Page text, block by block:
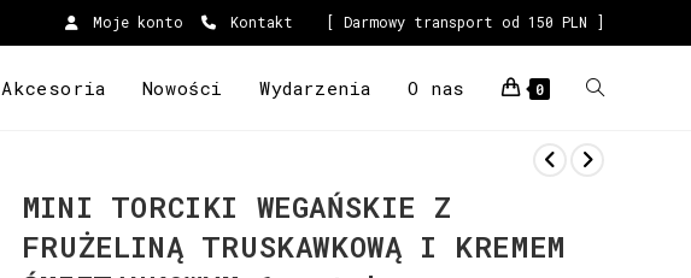
Moje konto Kontakt [ Darmowy transport od 150 PLN ]
Akcesoria Nowości Wydarzenia O nas 0
MINI TORCIKI WEGAŃSKIE Z
FRUŻELINĄ TRUSKAWKOWĄ I KREMEM